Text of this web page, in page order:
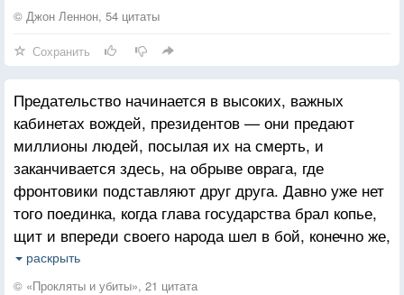
© Джон Леннон, 54 цитаты
Сохранить
Предательство начинается в высоких, важных
кабинетах вождей, президентов — они предают
миллионы людей, посылая их на смерть, и
заканчивается здесь, на обрыве оврага, где
фронтовики подставляют друг друга. Давно уже нет
того поединка, когда глава государства брал копье,
щит и впереди своего народа шел в бой, конечно же,
за свободу, за независимость, за правое дело.
Вместо честного поединка творится коварная
раскрыть
© «Прокляты и убиты», 21 цитата